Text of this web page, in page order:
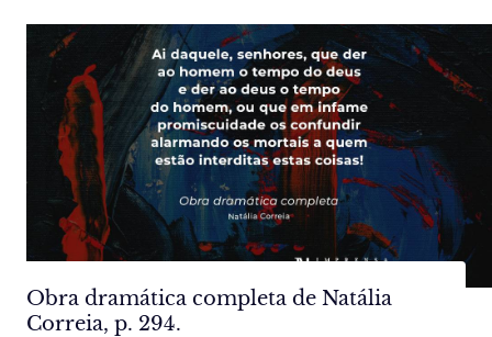
Obra dramática completa de Natália
Correia, p. 294.